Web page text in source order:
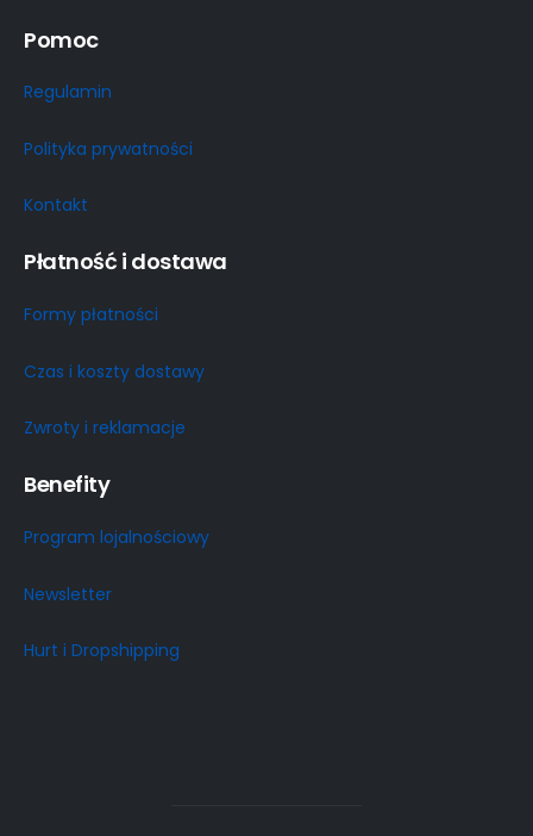
Pomoc
Regulamin
Polityka prywatności
Kontakt
Płatność i dostawa
Formy płatności
Czas i koszty dostawy
Zwroty i reklamacje
Benefity
Program lojalnościowy
Newsletter
Hurt i Dropshipping